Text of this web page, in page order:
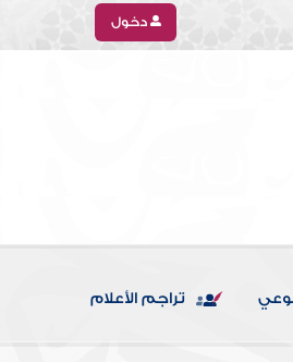
دخول
تراجم الأعلام